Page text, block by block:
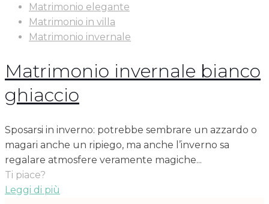
Matrimonio elegante
Matrimonio in villa
Matrimonio invernale
Matrimonio invernale bianco
ghiaccio
Sposarsi in inverno: potrebbe sembrare un azzardo o
magari anche un ripiego, ma anche l’inverno sa
regalare atmosfere veramente magiche...
Ti piace?
Leggi di più